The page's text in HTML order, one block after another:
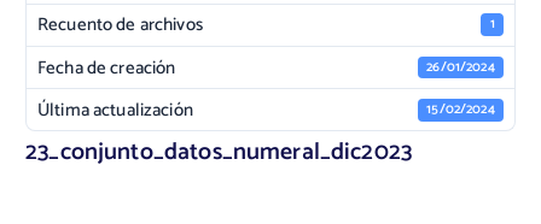
Recuento de archivos 1
Fecha de creación 26/01/2024
Última actualización 15/02/2024
23_conjunto_datos_numeral_dic2023